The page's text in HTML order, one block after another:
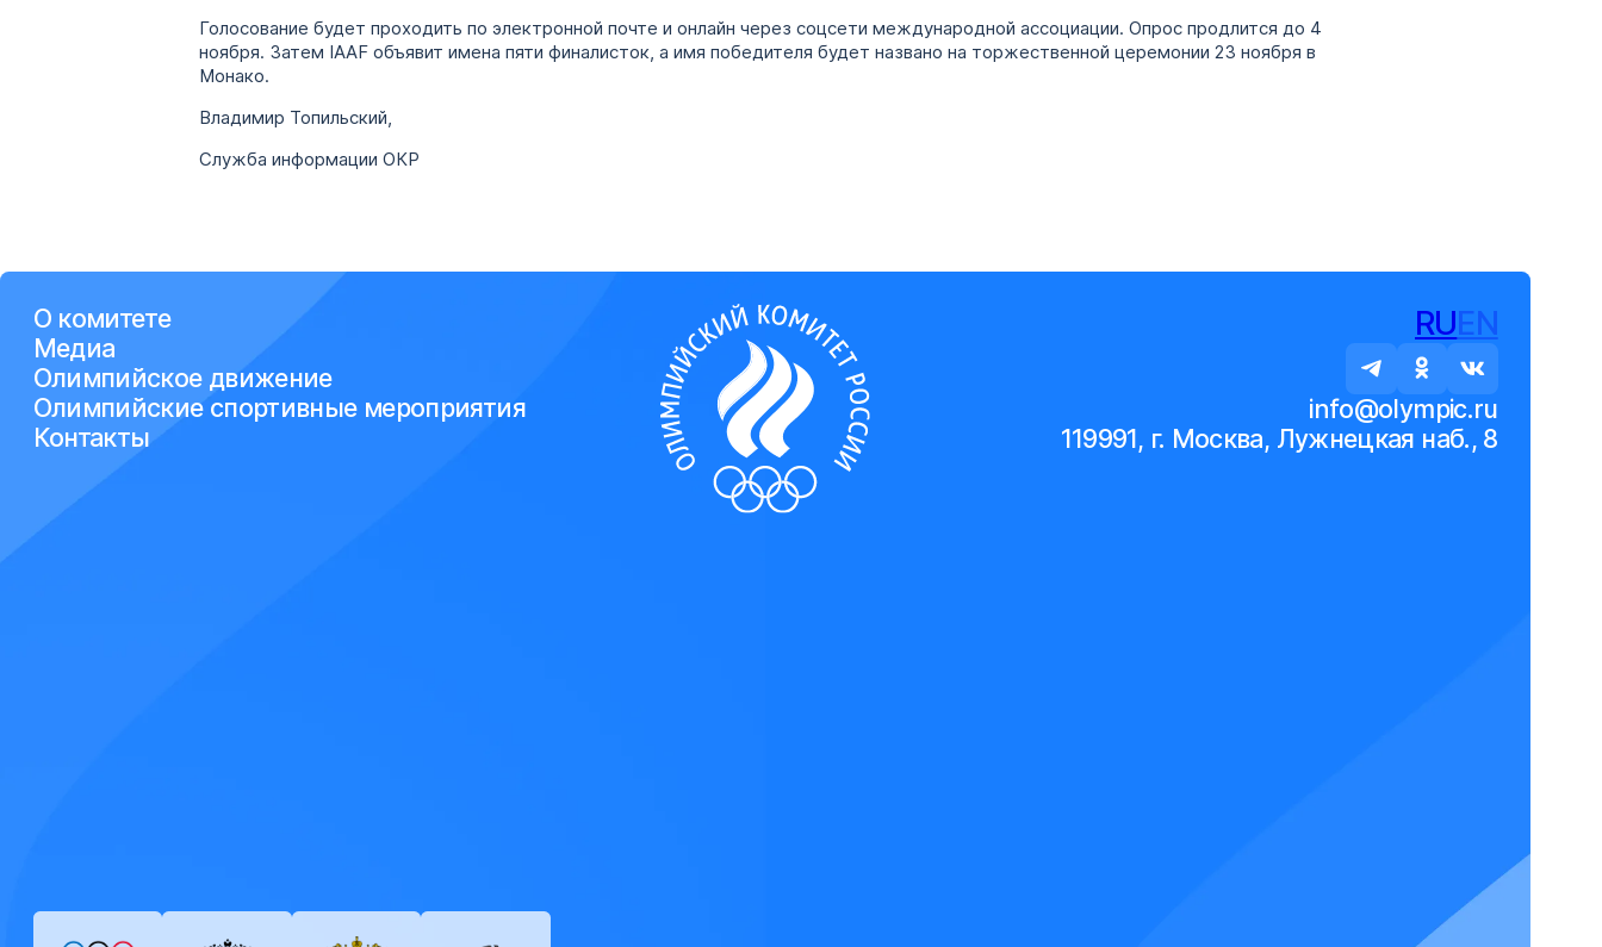
Голосование будет проходить по электронной почте и онлайн через соцсети международной ассоциации. Опрос продлится до 4
ноября. Затем IAAF объявит имена пяти финалисток, а имя победителя будет названо на торжественной церемонии 23 ноября в
Монако.
Владимир Топильский,
Служба информации ОКР
О комитете
Медиа
Олимпийское движение
Олимпийские спортивные мероприятия
Контакты
RUEN
info@olympic.ru
119991, г. Москва, Лужнецкая наб., 8